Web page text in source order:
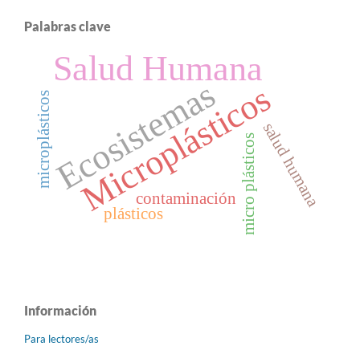
Palabras clave
Microplásticos
Salud Humana
Ecosistemasmicro plásticos
contaminación
plásticos
microplásticos salud humana
Información
Para lectores/as